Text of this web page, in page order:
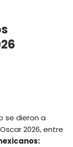
se dieron a
2026, entre